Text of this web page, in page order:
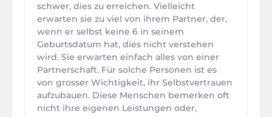
schwer, dies zu erreichen. Vielleicht
erwarten sie zu viel von ihrem Partner, der,
wenn er selbst keine 6 in seinem
Geburtsdatum hat, dies nicht verstehen
wird. Sie erwarten einfach alles von einer
Partnerschaft. Für solche Personen ist es
von grosser Wichtigkeit, ihr Selbstvertrauen
aufzubauen. Diese Menschen bemerken oft
nicht ihre eigenen Leistungen oder,